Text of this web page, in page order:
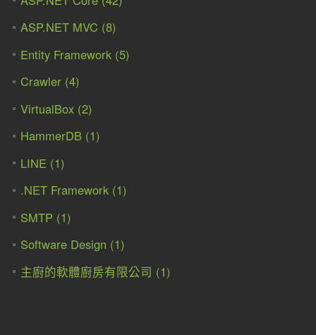
ASP.NET MVC (8)
Entity Framework (5)
Crawler (4)
VirtualBox (2)
HammerDB (1)
LINE (1)
.NET Framework (1)
SMTP (1)
Software Design (1)
主廚的軟體廚房有限公司 (1)